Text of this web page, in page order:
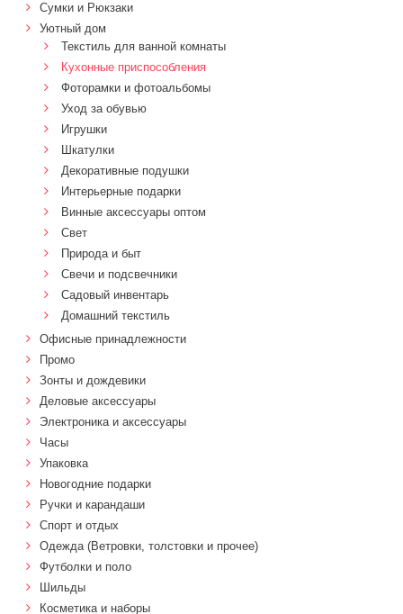
Сумки и Рюкзаки
Уютный дом
Текстиль для ванной комнаты
Кухонные приспособления
Фоторамки и фотоальбомы
Уход за обувью
Игрушки
Шкатулки
Декоративные подушки
Интерьерные подарки
Винные аксессуары оптом
Свет
Природа и быт
Свечи и подсвечники
Садовый инвентарь
Домашний текстиль
Офисные принадлежности
Промо
Зонты и дождевики
Деловые аксессуары
Электроника и аксессуары
Часы
Упаковка
Новогодние подарки
Ручки и карандаши
Спорт и отдых
Одежда (Ветровки, толстовки и прочее)
Футболки и поло
Шильды
Косметика и наборы